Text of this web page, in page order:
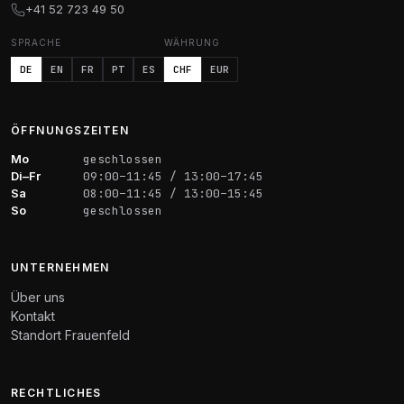
+41 52 723 49 50
SPRACHE
DE EN FR PT ES
WÄHRUNG
CHF EUR
ÖFFNUNGSZEITEN
Mo geschlossen
Di–Fr 09:00–11:45 / 13:00–17:45
Sa 08:00–11:45 / 13:00–15:45
So geschlossen
UNTERNEHMEN
Über uns
Kontakt
Standort Frauenfeld
RECHTLICHES